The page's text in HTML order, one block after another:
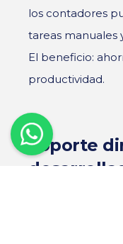
los contadores
tareas manuales
El beneficio:
productividad.
Soporte